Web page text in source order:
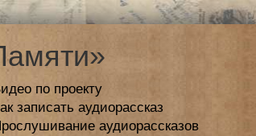
по проекту
записать аудиорассказ
аудиорассказов